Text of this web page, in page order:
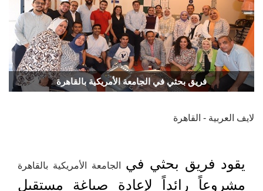
فريق بحثي في الجامعة الأمريكية بالقاهرة
لايف العربية - القاهرة
يقود فريق بحثي في الجامعة الأمريكية بالقاهرة
مشروعاً رائداً لإعادة صياغة مستقبل